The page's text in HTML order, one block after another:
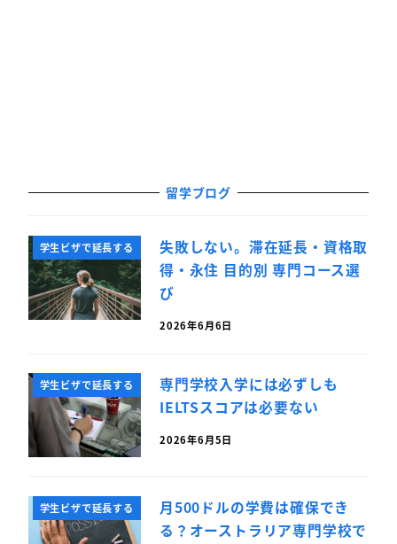
留学ブログ
学生ビザで延長する
失敗しない。滞在延長・資格取
得・永住 目的別 専門コース選
び
2026年6月6日
学生ビザで延長する
専門学校入学には必ずしも
IELTSスコアは必要ない
2026年6月5日
学生ビザで延長する
月500ドルの学費は確保でき
る？オーストラリア専門学校で